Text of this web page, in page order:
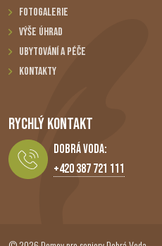
Fotogalerie
Výše úhrad
Ubytování a péče
Kontakty
RYCHLÝ KONTAKT
Dobrá Voda:
+420 387 721 111